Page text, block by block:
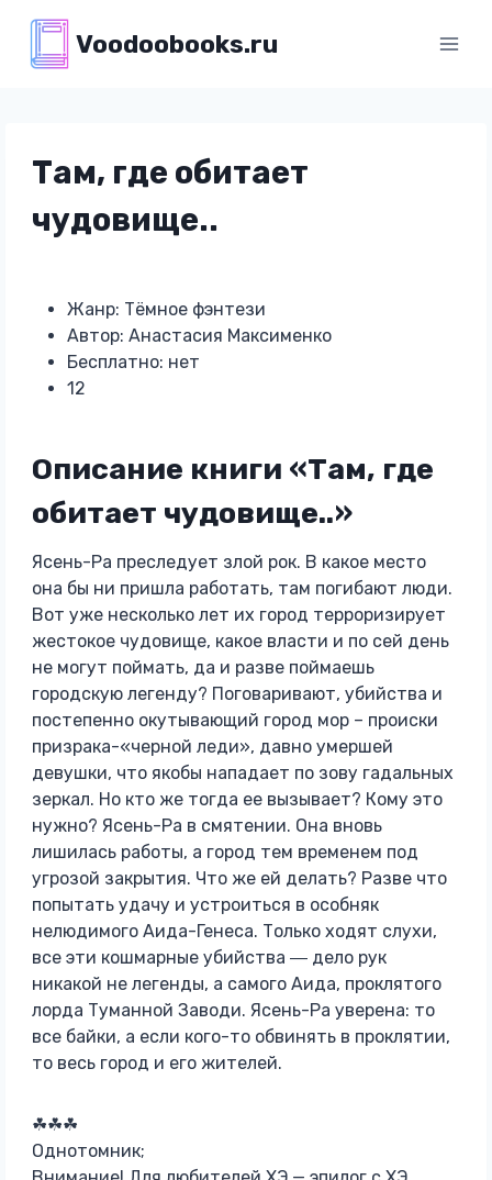
содержимому
Voodoobooks.ru
Там, где обитает
чудовище..
Жанр: Тёмное фэнтези
Автор: Анастасия Максименко
Бесплатно: нет
12
Описание книги «Там, где
обитает чудовище..»
Ясень-Ра преследует злой рок. В какое место
она бы ни пришла работать, там погибают люди.
Вот уже несколько лет их город терроризирует
жестокое чудовище, какое власти и по сей день
не могут поймать, да и разве поймаешь
городскую легенду? Поговаривают, убийства и
постепенно окутывающий город мор – происки
призрака-«черной леди», давно умершей
девушки, что якобы нападает по зову гадальных
зеркал. Но кто же тогда ее вызывает? Кому это
нужно? Ясень-Ра в смятении. Она вновь
лишилась работы, а город тем временем под
угрозой закрытия. Что же ей делать? Разве что
попытать удачу и устроиться в особняк
нелюдимого Аида-Генеса. Только ходят слухи,
все эти кошмарные убийства ― дело рук
никакой не легенды, а самого Аида, проклятого
лорда Туманной Заводи. Ясень-Ра уверена: то
все байки, а если кого-то обвинять в проклятии,
то весь город и его жителей.
☘☘☘
Однотомник;